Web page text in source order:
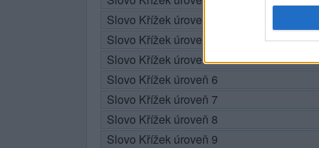
Slovo Křížek úroveň 3
Slovo Křížek úroveň 4
Slovo Křížek úroveň 5
Slovo Křížek úroveň 6
Slovo Křížek úroveň 7
Slovo Křížek úroveň 8
Slovo Křížek úroveň 9